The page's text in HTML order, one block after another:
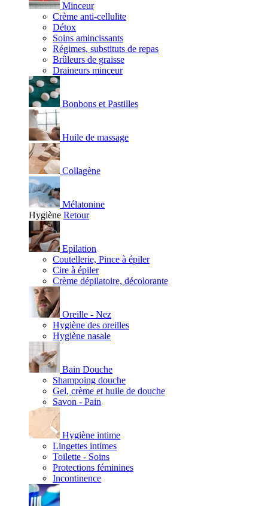
Minceur
Crème anti-cellulite
Détox
Soins amincissants
Régimes, substituts de repas
Brûleurs de graisse
Draineurs minceur
Bonbons et Pastilles
Huile de massage
Collagène
Mélatonine
Hygiène Retour
Epilation
Coutellerie, Pince à épiler
Cire à épiler
Crème dépilatoire, décolorante
Oreille - Nez
Hygiène des oreilles
Hygiène nasale
Bain Douche
Shampoing douche
Gel, crème et huile de douche
Savon - Pain
Hygiène intime
Lingettes intimes
Toilette - Soins
Protections féminines
Incontinence